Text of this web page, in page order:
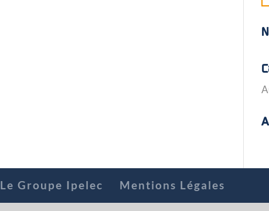
Le Groupe Ipelec Mentions Légales